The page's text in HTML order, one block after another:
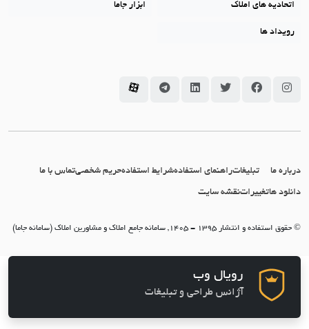
اتحادیه های املاک ابزار جاما
رویداد ها
سامانه جاما در اینستاگرام
سامانه جاما در فیسبوک
سامانه جاما در توئیتر
سامانه جاما در لینکداین
سامانه جاما در تلگرام
سامانه جاما در آپارات
درباره ما تبلیغاتراهنمای استفادهشرایط استفادهحریم شخصیتماس با ما
دانلود هاتغییراتنقشه سایت
© حقوق استفاده و انتشار 1395 - 1405, سامانه جامع املاک و مشاورین املاک (سامانه جاما)
رویال وب
آژانس طراحی و تبلیغات